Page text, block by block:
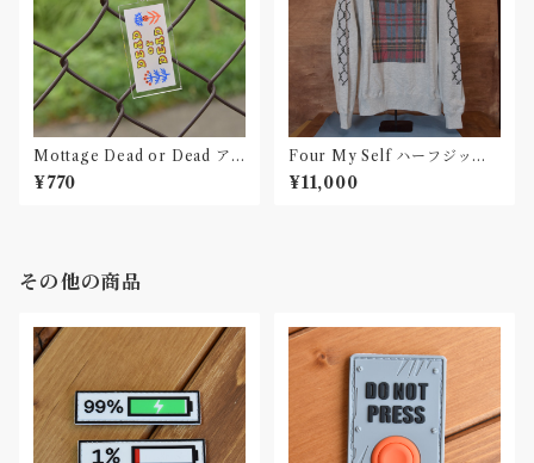
Mottage Dead or Dead ア
クリルキーホルダー
¥770
Four My Self ハーフジップ
スウェット012
¥11,000
その他の商品